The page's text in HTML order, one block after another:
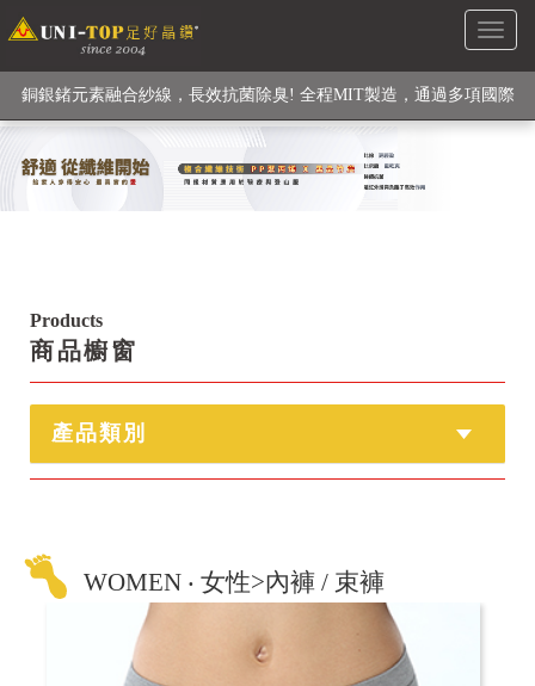
Toggle
銅銀鍺元素融合紗線，長效抗菌除臭! 全程MIT製造，通過多項國際
檢驗
【快來點我】H型銅銀纖維長效PP能量護膝! 支撐. 包覆感. 超透氣.
循環好
Products
商品櫥窗
產品類別
WOMEN ‧ 女性>內褲 / 束褲